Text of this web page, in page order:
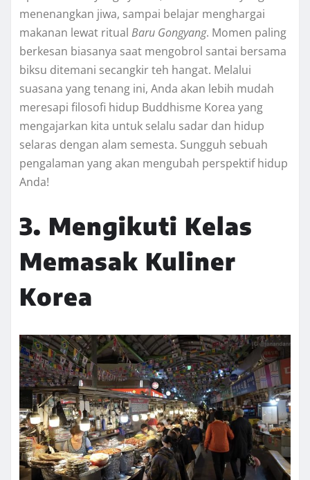
menenangkan jiwa, sampai belajar menghargai
makanan lewat ritual Baru Gongyang. Momen paling
berkesan biasanya saat mengobrol santai bersama
biksu ditemani secangkir teh hangat. Melalui
suasana yang tenang ini, Anda akan lebih mudah
meresapi filosofi hidup Buddhisme Korea yang
mengajarkan kita untuk selalu sadar dan hidup
selaras dengan alam semesta. Sungguh sebuah
pengalaman yang akan mengubah perspektif hidup
Anda!
3. Mengikuti Kelas
Memasak Kuliner
Korea